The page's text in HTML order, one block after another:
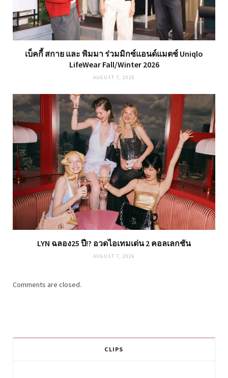
เบ็คกี้ สกาย และ พิมมา ร่วมมิกซ์แอนด์แมตช์ Uniqlo
LifeWear Fall/Winter 2026
AUGUST 7, 2026
LYN ฉลอง25 ปี!? อวดไอเทมเด่น 2 คอลเลกชัน
AUGUST 7, 2026
Comments are closed.
CLIPS